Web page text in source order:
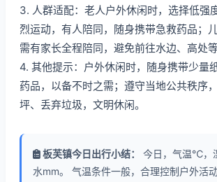
3. 人群适配：老人户外休闲时，选择低强
烈运动，有人陪同，随身携带急救药品；
需有家长全程陪同，避免前往水边、高处等
4. 其他提示：户外休闲时，随身携带少量
药品，以备不时之需；遵守当地公共秩序
坪、丢弃垃圾，文明休闲。
板芙镇今日出行小结：
今日，气温℃，
水mm。 气温条件一般，合理控制户外活